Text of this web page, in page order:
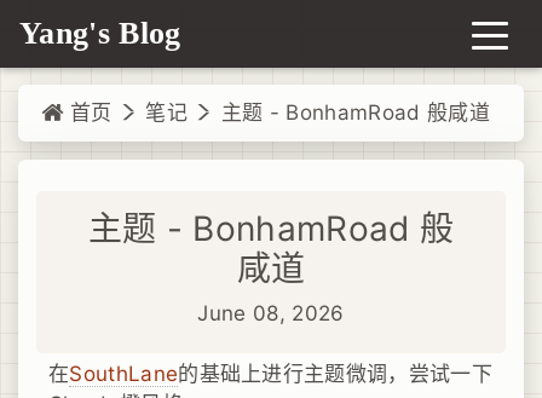
Yang's Blog
首页 笔记 主题 - BonhamRoad 般咸道
主题 - BonhamRoad 般
咸道
June 08, 2026
在SouthLane的基础上进行主题微调，尝试一下